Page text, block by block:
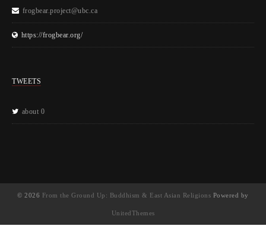
frogbear.project@ubc.ca
https://frogbear.org/
TWEETS
about 0
© 2026 From the Ground Up: Buddhism & East Asian Religions Powered by
UnitedThemes